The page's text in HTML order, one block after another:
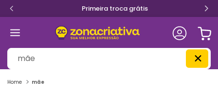
Primeira troca grátis
O que você procura?
mãe